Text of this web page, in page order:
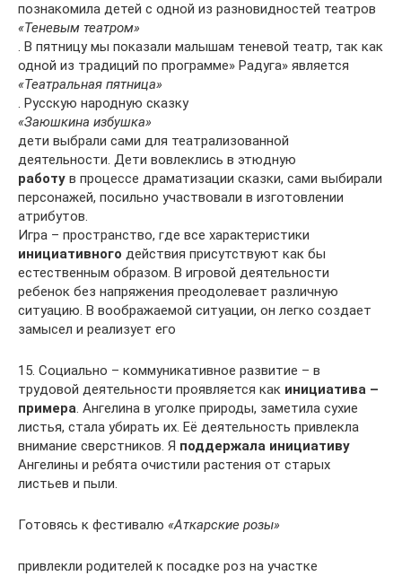
познакомила детей с одной из разновидностей театров
«Теневым театром»
. В пятницу мы показали малышам теневой театр, так как
одной из традиций по программе» Радуга» является
«Театральная пятница»
. Русскую народную сказку
«Заюшкина избушка»
дети выбрали сами для театрализованной
деятельности. Дети вовлеклись в этюдную
работу в процессе драматизации сказки, сами выбирали
персонажей, посильно участвовали в изготовлении
атрибутов.
Игра – пространство, где все характеристики
инициативного действия присутствуют как бы
естественным образом. В игровой деятельности
ребенок без напряжения преодолевает различную
ситуацию. В воображаемой ситуации, он легко создает
замысел и реализует его
15. Социально – коммуникативное развитие – в
трудовой деятельности проявляется как инициатива –
примера. Ангелина в уголке природы, заметила сухие
листья, стала убирать их. Её деятельность привлекла
внимание сверстников. Я поддержала инициативу
Ангелины и ребята очистили растения от старых
листьев и пыли.
Готовясь к фестивалю «Аткарские розы»
привлекли родителей к посадке роз на участке